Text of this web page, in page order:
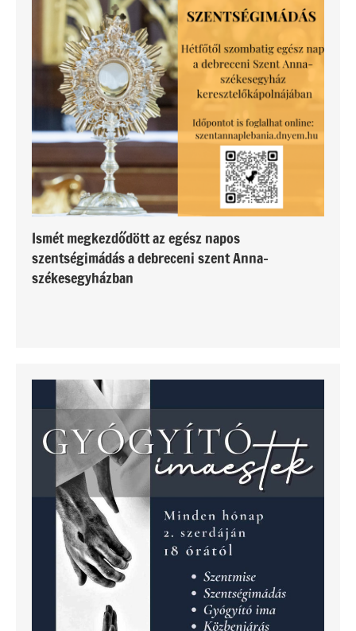
Ismét megkezdődött az egész napos
szentségimádás a debreceni szent Anna-
székesegyházban